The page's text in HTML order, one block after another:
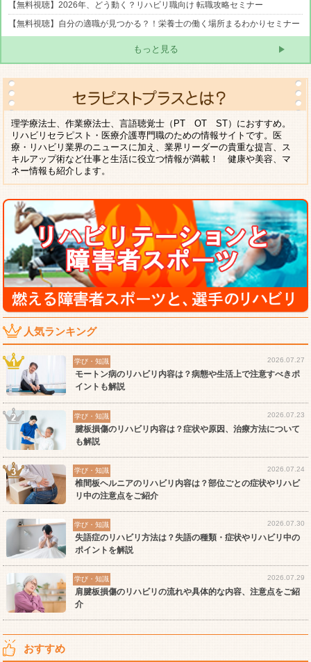
【無料視聴】2026年、どう動く？リハビリ職向け 転職攻略セミナー
【無料視聴】自分の適職が見つかる？！栄養士の働く場所まるわかりセミナー
もっと見る
理学療法士、作業療法士、言語聴覚士（PT OT ST）におすすめ。
リハビリセラピスト・医療介護専門職のための情報サイトです。医
療・リハビリ業界のニュースに加え、業界リーダーの貴重な提言、ス
キルアップ術など仕事と生活に役立つ情報が満載！ 健康や美容、マ
ネー情報も紹介します。
人気ランキング
学び・知識 2026.07.27
モートン病のリハビリ内容は？病態や生活上で注意すべきポ
イントも解説
学び・知識 2026.07.23
腱板損傷のリハビリ内容は？症状や原因、治療方法について
も解説
学び・知識 2026.07.24
椎間板ヘルニアのリハビリ内容は？部位ごとの症状やリハビ
リ中の注意点をご紹介
学び・知識 2026.07.30
失語症のリハビリ方法は？失語の種類・症状やリハビリ中の
ポイントを解説
学び・知識 2026.07.29
肩腱板損傷のリハビリの流れや具体的な内容、注意点をご紹
介
おすすめ